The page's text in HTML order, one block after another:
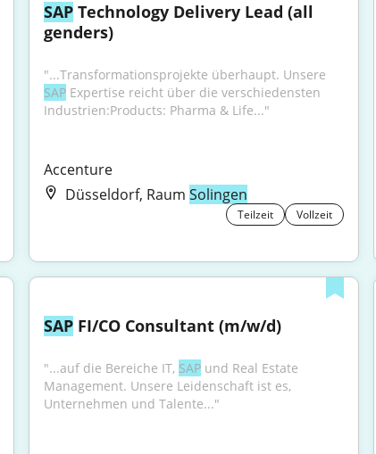
SAP Technology Delivery Lead (all
genders)
SAP Expertise reicht über die verschiedensten
Industrien:Products: Pharma & Life..."
Accenture
Düsseldorf, RaumSolingen
Teilzeit Vollzeit
SAP FI/CO Consultant (m/w/d)
"...auf die Bereiche IT, SAP und Real Estate
Management. Unsere Leidenschaft ist es,
Unternehmen und Talente..."